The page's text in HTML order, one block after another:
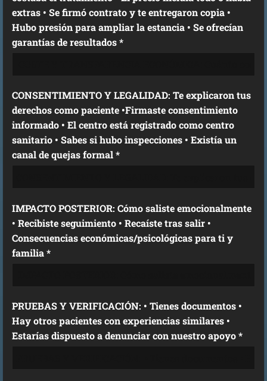
extras • Se firmó contrato y te entregaron copia •
Hubo presión para ampliar la estancia • Se ofrecían
garantías de resultados *
CONSENTIMIENTO Y LEGALIDAD: Te explicaron tus
derechos como paciente •Firmaste consentimiento
informado • El centro está registrado como centro
sanitario • Sabes si hubo inspecciones • Existía un
canal de quejas formal *
IMPACTO POSTERIOR: Cómo saliste emocionalmente
• Recibiste seguimiento • Recaíste tras salir •
Consecuencias económicas/psicológicas para ti y
familia *
PRUEBAS Y VERIFICACIÓN: • Tienes documentos •
Hay otros pacientes con experiencias similares •
Estarías dispuesto a denunciar con nuestro apoyo *